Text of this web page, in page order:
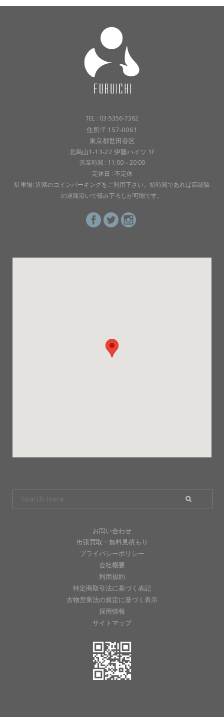
TEL : 03-5356-7362
住所:〒157-0061
東京都世田谷区
北烏山1-13-22 伊藤ハイツ 1F
営業時間 : 11:00～20:00
定休日 : 不定休
駐車場: 近隣のコインパーキングをご利用下さい。短時間であれば店鋪脇
の道路沿いで積み下ろしが可能です。
お問い合わせ
出張買取・無料見積もり
プライバシーポリシー
会社概要
利用規約
特定商取引法に基づく表記
古物営業法の規定に基づく表示
採用情報
サイトマップ